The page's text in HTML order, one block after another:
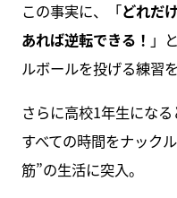
この事実に、「どれだ
あれば逆転できる！ 」
ルボールを投げる練習
さらに高校1年生になる
すべての時間をナック
筋”の生活に突入。